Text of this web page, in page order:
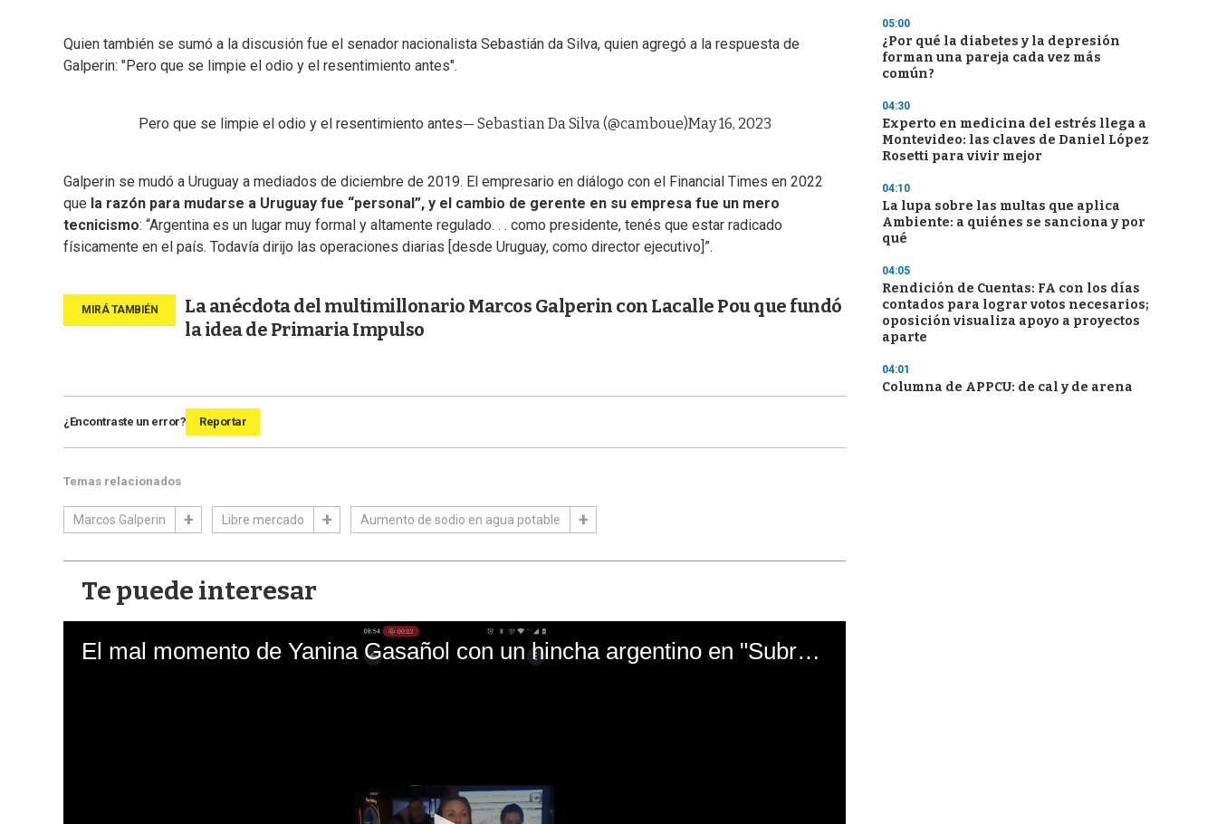
Quien también se sumó a la discusión fue el senador nacionalista Sebastián da Silva, quien agregó a la respuesta de
Galperin: "Pero que se limpie el odio y el resentimiento antes".
Pero que se limpie el odio y el resentimiento antes— Sebastian Da Silva (@camboue)May 16, 2023
Galperin se mudó a Uruguay a mediados de diciembre de 2019. El empresario en diálogo con el Financial Times en 2022
que la razón para mudarse a Uruguay fue “personal”, y el cambio de gerente en su empresa fue un mero
tecnicismo: “Argentina es un lugar muy formal y altamente regulado. . . como presidente, tenés que estar radicado
físicamente en el país. Todavía dirijo las operaciones diarias [desde Uruguay, como director ejecutivo]”.
La anécdota del multimillonario Marcos Galperin con Lacalle Pou que fundó
la idea de Primaria Impulso
¿Encontraste un error? Reportar
Temas relacionados
Marcos Galperin Libre mercado Aumento de sodio en agua potable
Te puede interesar
El mal momento de Yanina Gasañol con un hincha argentino en "Subrayado"
05:00
¿Por qué la diabetes y la depresión
forman una pareja cada vez más
común?
04:30
Experto en medicina del estrés llega a
Montevideo: las claves de Daniel López
Rosetti para vivir mejor
04:10
La lupa sobre las multas que aplica
Ambiente: a quiénes se sanciona y por
qué
04:05
Rendición de Cuentas: FA con los días
contados para lograr votos necesarios;
oposición visualiza apoyo a proyectos
aparte
04:01
Columna de APPCU: de cal y de arena